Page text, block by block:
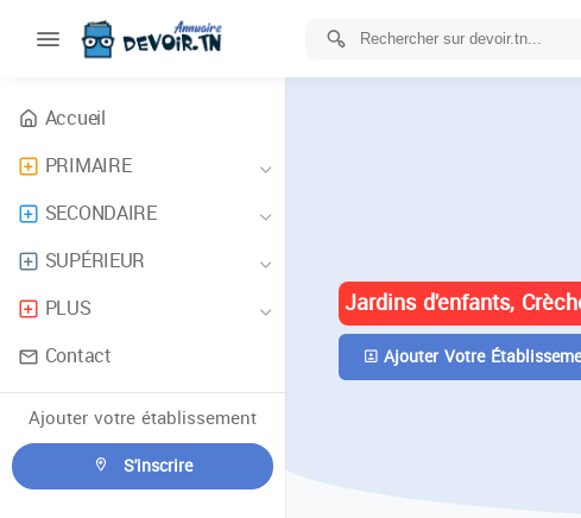
Accueil
PRIMAIRE
SECONDAIRE
SUPÉRIEUR
PLUS
Contact
Ajouter votre établissement
S'inscrire
Jardins d'enfants,
Ajouter Votre